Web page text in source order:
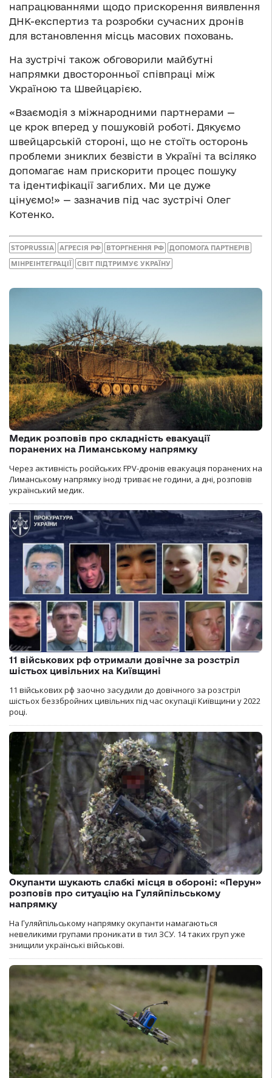
напрацюваннями щодо прискорення виявлення
ДНК-експертиз та розробки сучасних дронів
для встановлення місць масових поховань.
На зустрічі також обговорили майбутні
напрямки двосторонньої співпраці між
Україною та Швейцарією.
«Взаємодія з міжнародними партнерами —
це крок вперед у пошуковій роботі. Дякуємо
швейцарській стороні, що не стоїть осторонь
проблеми зниклих безвісти в Україні та всіляко
допомагає нам прискорити процес пошуку
та ідентифікації загиблих. Ми це дуже
цінуємо!» — зазначив під час зустрічі Олег
Котенко.
STOPRUSSIA АГРЕСІЯ РФ ВТОРГНЕННЯ РФ ДОПОМОГА ПАРТНЕРІВ
МІНРЕІНТЕГРАЦІЇ СВІТ ПІДТРИМУЄ УКРАЇНУ
Медик розповів про складність евакуації
поранених на Лиманському напрямку
Через активність російських FPV-дронів евакуація поранених на
Лиманському напрямку іноді триває не години, а дні, розповів
український медик.
11 військових рф отримали довічне за розстріл
шістьох цивільних на Київщині
11 військових рф заочно засудили до довічного за розстріл
шістьох беззбройних цивільних під час окупації Київщини у 2022
році.
Окупанти шукають слабкі місця в обороні: «Перун»
розповів про ситуацію на Гуляйпільському
напрямку
На Гуляйпільському напрямку окупанти намагаються
невеликими групами проникати в тил ЗСУ. 14 таких груп уже
знищили українські військові.